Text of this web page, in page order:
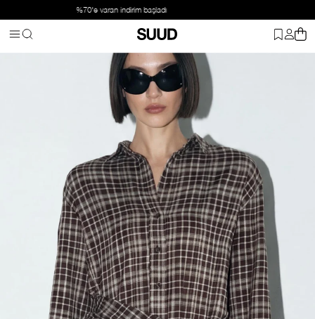
Suud Basic: 2 ve üzeri ürüne %20 indirim
Üst Giyim Gömlek Kahverengi Slone Ekose